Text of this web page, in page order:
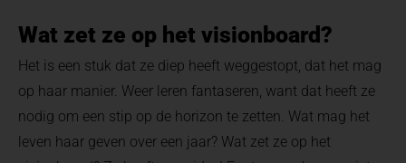
Wat zet ze op het visionboard?
Het is een stuk dat ze diep heeft weggestopt, dat het mag
op haar manier. Weer leren fantaseren, want dat heeft ze
nodig om een stip op de horizon te zetten. Wat mag het
leven haar geven over een jaar? Wat zet ze op het